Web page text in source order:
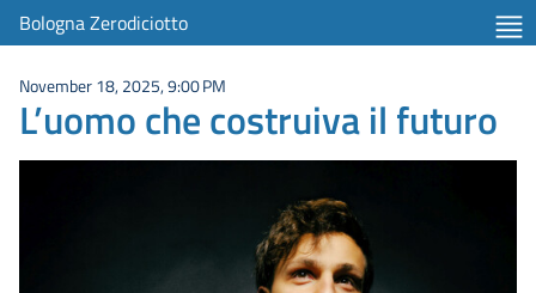
Bologna Zerodiciotto
November 18, 2025, 9:00 PM
L’uomo che costruiva il futuro